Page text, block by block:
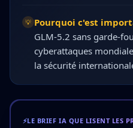
💡 Pourquoi c'est
GLM-5.2 sans garde-
cyberattaques
la sécurité
⚡LE BRIEF IA QUE LISENT LES